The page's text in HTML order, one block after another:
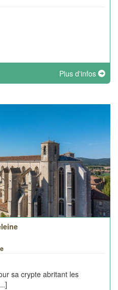
Plus d'infos
sa crypte abritant les